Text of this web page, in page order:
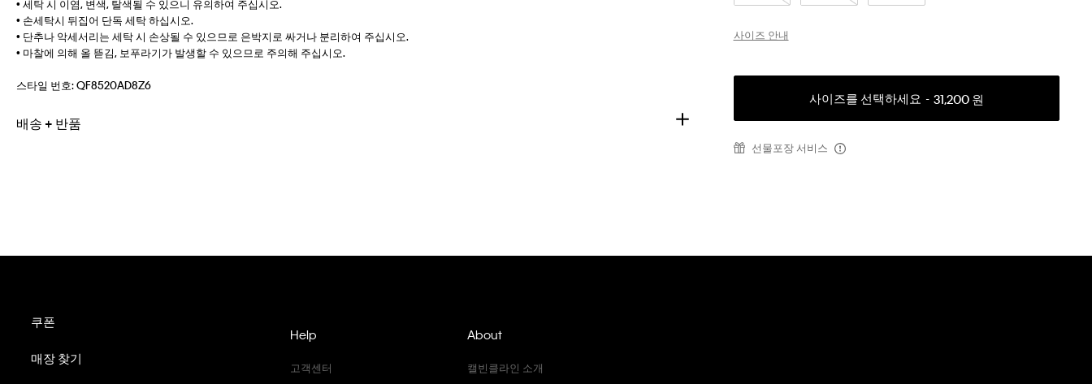
• 세탁 시 이염, 변색, 탈색될 수 있으니 유의하여 주십시오.
• 손세탁시 뒤집어 단독 세탁 하십시오.
• 단추나 악세서리는 세탁 시 손상될 수 있으므로 은박지로 싸거나 분리하여 주십시오.
• 마찰에 의해 올 뜯김, 보푸라기가 발생할 수 있으므로 주의해 주십시오.
스타일 번호:QF8520AD8Z6
배송 + 반품
사이즈 안내
사이즈를 선택하세요 31,200 원
선물포장 서비스
Help
고객센터
쿠폰
매장 찾기
About
캘빈클라인 소개